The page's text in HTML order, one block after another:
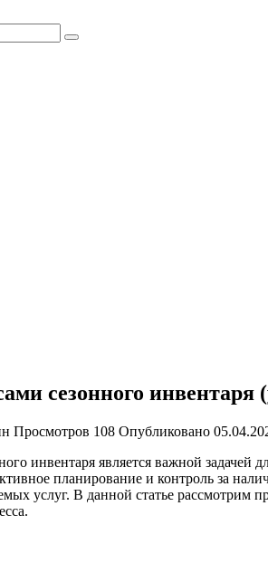
сезонного инвентаря
Просмотров 108 Опубликовано
инвентаря является важной
планирование и контроль за
услуг. В данной статье